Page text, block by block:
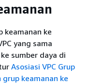
keamanan ke
yang sama
sumber daya di
Asosiasi VPC Grup
keamanan ke